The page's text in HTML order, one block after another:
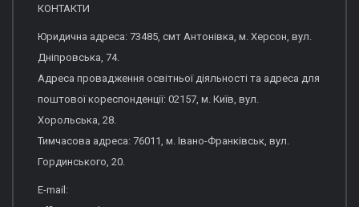
КОНТАКТИ
Юридична адреса: 73485, смт Антонівка, м. Херсон, вул.
Дніпровська, 74.
Адреса провадження освітньої діяльності та адреса для
поштової кореспонденції: 02157, м. Київ, вул.
Хорольська, 28.
Тимчасова адреса: 76011, м. Івано-Франківськ, вул.
Гординського, 20.
E-mail: